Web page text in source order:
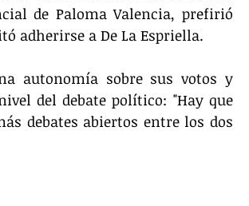
de Paloma Valencia, prefirió
adherirse a De La Espriella.
autonomía sobre sus votos y
del debate político: "Hay que
debates abiertos entre los dos